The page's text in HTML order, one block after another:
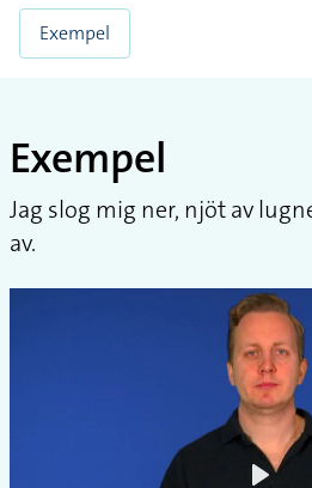
Exempel
Exempel
Jag slog mig ner, njöt av
av.